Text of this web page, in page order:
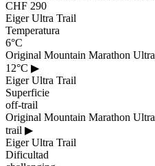
CHF 290
Eiger Ultra Trail
Temperatura
6°C
Original Mountain Marathon Ultra
12°C ▶
Eiger Ultra Trail
Superficie
off-trail
Original Mountain Marathon Ultra
trail ▶
Eiger Ultra Trail
Dificultad